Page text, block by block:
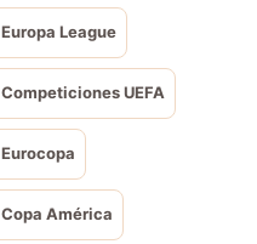
Europa League
Competiciones UEFA
Eurocopa
Copa América